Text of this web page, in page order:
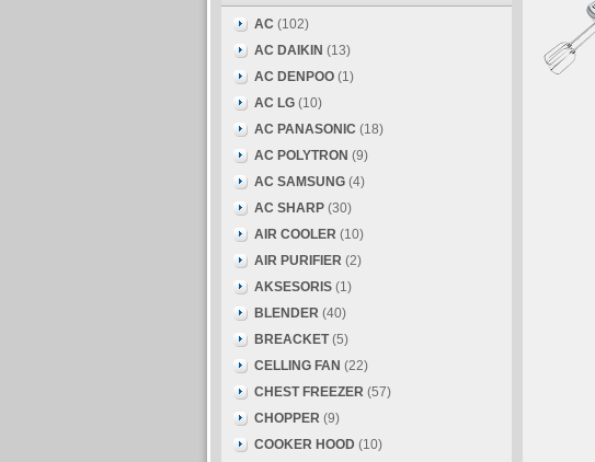
AC (102)
AC DAIKIN (13)
AC DENPOO (1)
AC LG (10)
AC PANASONIC (18)
AC POLYTRON (9)
AC SAMSUNG (4)
AC SHARP (30)
AIR COOLER (10)
AIR PURIFIER (2)
AKSESORIS (1)
BLENDER (40)
BREACKET (5)
CELLING FAN (22)
CHEST FREEZER (57)
CHOPPER (9)
COOKER HOOD (10)